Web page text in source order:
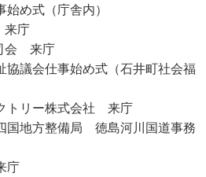
め式（庁舎内）
庁
会 来庁
議会仕事始め式（石井町社会福
リー株式会社 来庁
地方整備局 徳島河川国道事務
庁